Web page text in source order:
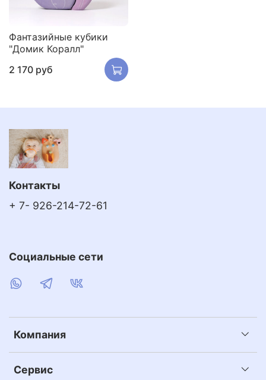
Фантазийные кубики
"Домик Коралл"
2 170 руб
Компания
Сервис
Контакты
+ 7- 926-214-72-61
Социальные сети